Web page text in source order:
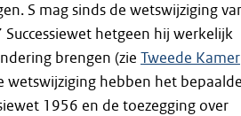
S mag sinds de wetswijziging
hetgeen hij werkelijk
brengen (zie Tweede Kamer
wetswijziging hebben het
1956 en de toezegging over